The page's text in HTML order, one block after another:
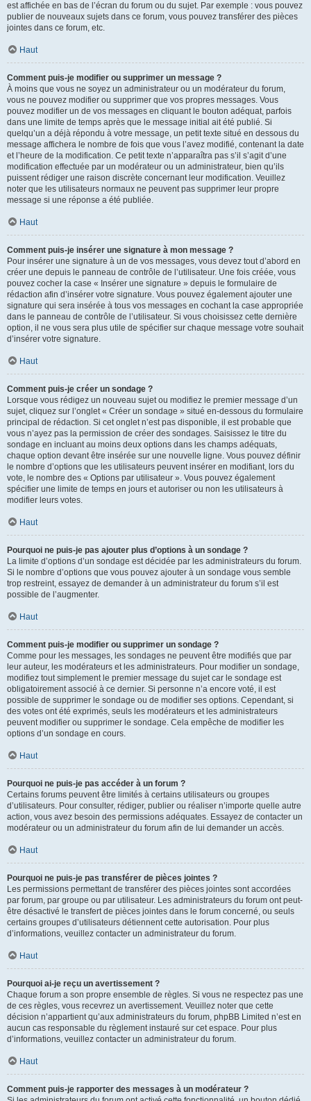
est affichée en bas de l’écran du forum ou du sujet. Par exemple : vous pouvez
publier de nouveaux sujets dans ce forum, vous pouvez transférer des pièces
jointes dans ce forum, etc.
Haut
Comment puis-je modifier ou supprimer un message ?
À moins que vous ne soyez un administrateur ou un modérateur du forum,
vous ne pouvez modifier ou supprimer que vos propres messages. Vous
pouvez modifier un de vos messages en cliquant le bouton adéquat, parfois
dans une limite de temps après que le message initial ait été publié. Si
quelqu’un a déjà répondu à votre message, un petit texte situé en dessous du
message affichera le nombre de fois que vous l’avez modifié, contenant la date
et l’heure de la modification. Ce petit texte n’apparaîtra pas s’il s’agit d’une
modification effectuée par un modérateur ou un administrateur, bien qu’ils
puissent rédiger une raison discrète concernant leur modification. Veuillez
noter que les utilisateurs normaux ne peuvent pas supprimer leur propre
message si une réponse a été publiée.
Haut
Comment puis-je insérer une signature à mon message ?
Pour insérer une signature à un de vos messages, vous devez tout d’abord en
créer une depuis le panneau de contrôle de l’utilisateur. Une fois créée, vous
pouvez cocher la case « Insérer une signature » depuis le formulaire de
rédaction afin d’insérer votre signature. Vous pouvez également ajouter une
signature qui sera insérée à tous vos messages en cochant la case appropriée
dans le panneau de contrôle de l’utilisateur. Si vous choisissez cette dernière
option, il ne vous sera plus utile de spécifier sur chaque message votre souhait
d’insérer votre signature.
Haut
Comment puis-je créer un sondage ?
Lorsque vous rédigez un nouveau sujet ou modifiez le premier message d’un
sujet, cliquez sur l’onglet « Créer un sondage » situé en-dessous du formulaire
principal de rédaction. Si cet onglet n’est pas disponible, il est probable que
vous n’ayez pas la permission de créer des sondages. Saisissez le titre du
sondage en incluant au moins deux options dans les champs adéquats,
chaque option devant être insérée sur une nouvelle ligne. Vous pouvez définir
le nombre d’options que les utilisateurs peuvent insérer en modifiant, lors du
vote, le nombre des « Options par utilisateur ». Vous pouvez également
spécifier une limite de temps en jours et autoriser ou non les utilisateurs à
modifier leurs votes.
Haut
Pourquoi ne puis-je pas ajouter plus d’options à un sondage ?
La limite d’options d’un sondage est décidée par les administrateurs du forum.
Si le nombre d’options que vous pouvez ajouter à un sondage vous semble
trop restreint, essayez de demander à un administrateur du forum s’il est
possible de l’augmenter.
Haut
Comment puis-je modifier ou supprimer un sondage ?
Comme pour les messages, les sondages ne peuvent être modifiés que par
leur auteur, les modérateurs et les administrateurs. Pour modifier un sondage,
modifiez tout simplement le premier message du sujet car le sondage est
obligatoirement associé à ce dernier. Si personne n’a encore voté, il est
possible de supprimer le sondage ou de modifier ses options. Cependant, si
des votes ont été exprimés, seuls les modérateurs et les administrateurs
peuvent modifier ou supprimer le sondage. Cela empêche de modifier les
options d’un sondage en cours.
Haut
Pourquoi ne puis-je pas accéder à un forum ?
Certains forums peuvent être limités à certains utilisateurs ou groupes
d’utilisateurs. Pour consulter, rédiger, publier ou réaliser n’importe quelle autre
action, vous avez besoin des permissions adéquates. Essayez de contacter un
modérateur ou un administrateur du forum afin de lui demander un accès.
Haut
Pourquoi ne puis-je pas transférer de pièces jointes ?
Les permissions permettant de transférer des pièces jointes sont accordées
par forum, par groupe ou par utilisateur. Les administrateurs du forum ont peut-
être désactivé le transfert de pièces jointes dans le forum concerné, ou seuls
certains groupes d’utilisateurs détiennent cette autorisation. Pour plus
d’informations, veuillez contacter un administrateur du forum.
Haut
Pourquoi ai-je reçu un avertissement ?
Chaque forum a son propre ensemble de règles. Si vous ne respectez pas une
de ces règles, vous recevrez un avertissement. Veuillez noter que cette
décision n’appartient qu’aux administrateurs du forum, phpBB Limited n’est en
aucun cas responsable du règlement instauré sur cet espace. Pour plus
d’informations, veuillez contacter un administrateur du forum.
Haut
Comment puis-je rapporter des messages à un modérateur ?